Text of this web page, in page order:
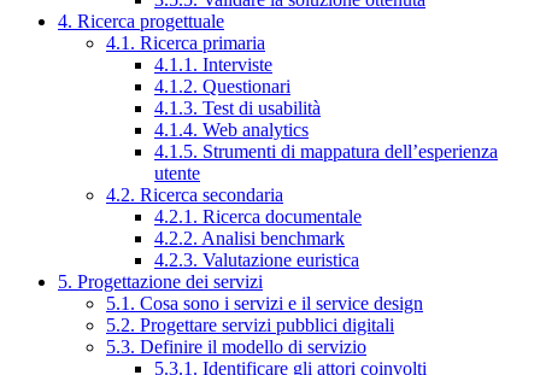
4. Ricerca progettuale
4.1. Ricerca primaria
4.1.1. Interviste
4.1.2. Questionari
4.1.3. Test di usabilità
4.1.4. Web analytics
4.1.5. Strumenti di mappatura dell’esperienza
utente
4.2. Ricerca secondaria
4.2.1. Ricerca documentale
4.2.2. Analisi benchmark
4.2.3. Valutazione euristica
5. Progettazione dei servizi
5.1. Cosa sono i servizi e il service design
5.2. Progettare servizi pubblici digitali
5.3. Definire il modello di servizio
5.3.1. Identificare gli attori coinvolti